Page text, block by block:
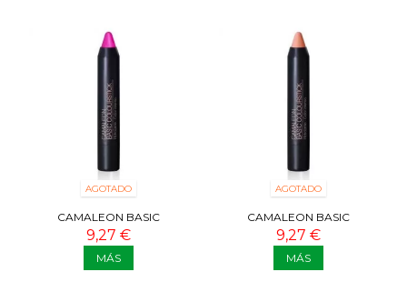
AGOTADO
CAMALEON BASIC
COLOURFUN ROSA FLUOR
9,27 €
MÁS
AGOTADO
CAMALEON BASIC
COLOURSTICK METÁLICO
ARENA
9,27 €
MÁS